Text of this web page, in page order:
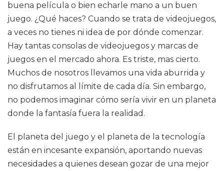
buena película o bien echarle mano a un buen
juego. ¿Qué haces? Cuando se trata de videojuegos,
a veces no tienes ni idea de por dónde comenzar.
Hay tantas consolas de videojuegos y marcas de
juegos en el mercado ahora. Es triste, mas cierto.
Muchos de nosotros llevamos una vida aburrida y
no disfrutamos al límite de cada día. Sin embargo,
no podemos imaginar cómo sería vivir en un planeta
donde la fantasía fuera la realidad.
El planeta del juego y el planeta de la tecnología
están en incesante expansión, aportando nuevas
necesidades a quienes desean gozar de una mejor